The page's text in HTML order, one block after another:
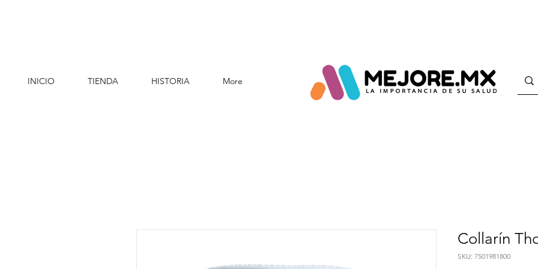
INICIO TIENDA HISTORIA More
Collarín
SKU: 7501981800